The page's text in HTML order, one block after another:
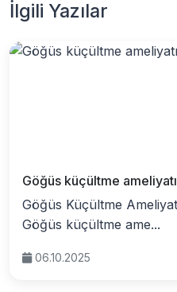
İlgili Yazılar
Göğüs küçültme
Göğüs Küçültme
Göğüs küçültme ame...
06.10.2025